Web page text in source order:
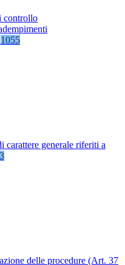
controllo
1055
carattere generale riferiti a
3
delle procedure (Art. 37